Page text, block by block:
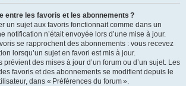
entre les favoris et les abonnements ?
un sujet aux favoris fonctionnait comme dans un
notification n’était envoyée lors d’une mise à jour.
se rapprochent des abonnements : vous recevez
lorsqu’un sujet en favori est mis à jour.
prévient des mises à jour d’un forum ou d’un sujet. Les
favoris et des abonnements se modifient depuis le
dans « Préférences du forum ».